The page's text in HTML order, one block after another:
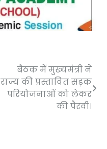
बैठक में मुख्यमंत्री ने
राज्य की प्रस्तावित सड़क
परियोजनाओं को लेकर
की पैरवी।